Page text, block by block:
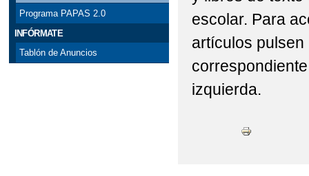
Programa PAPAS 2.0
INFÓRMATE
Tablón de Anuncios
escolar. Para
artículos pulsen
izquierda.